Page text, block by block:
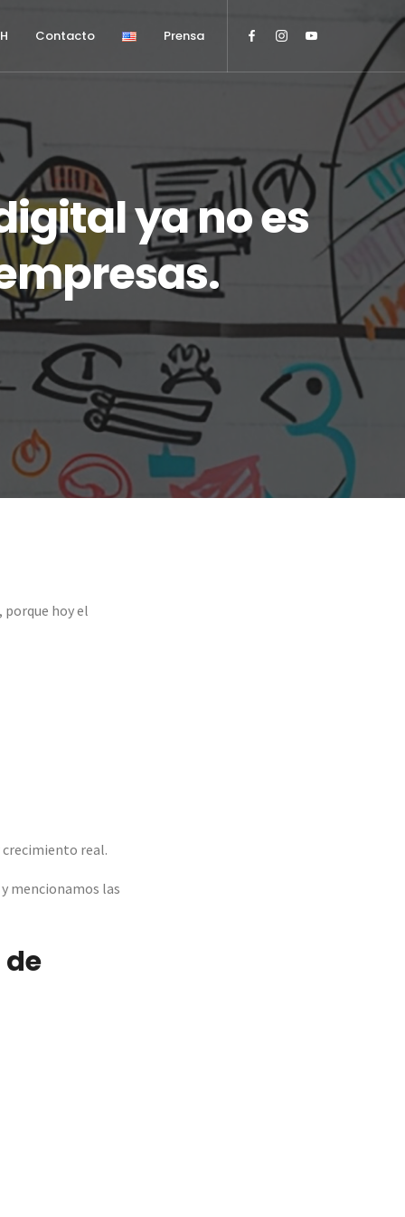
Contacto Prensa
ya no es
porque hoy el
crecimiento real.
mencionamos las